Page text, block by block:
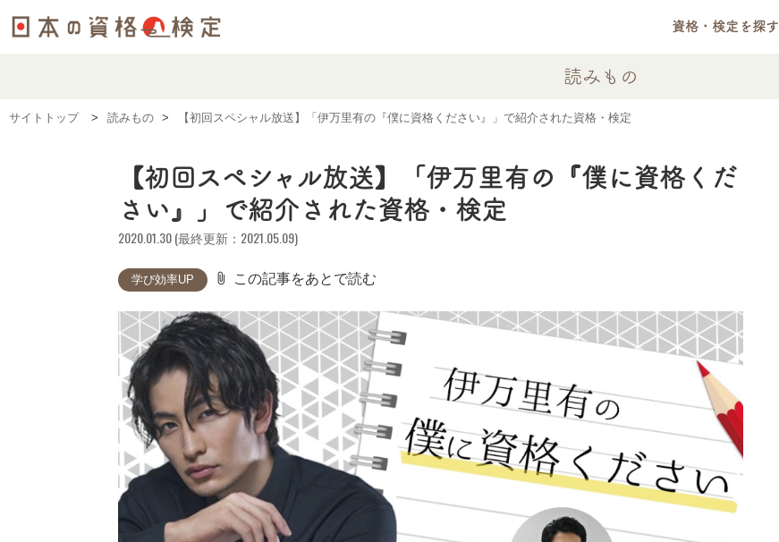
資格・検定を探す
読みもの
サイトトップ 読みもの 【初回スペシャル放送】「伊万里有の『僕に資格ください』」で紹介された資格・検定
【初回スペシャル放送】「伊万里有の『僕に資格くだ
さい』」で紹介された資格・検定
2020.01.30 (最終更新：2021.05.09)
学び効率UP attach_file この記事をあとで読む